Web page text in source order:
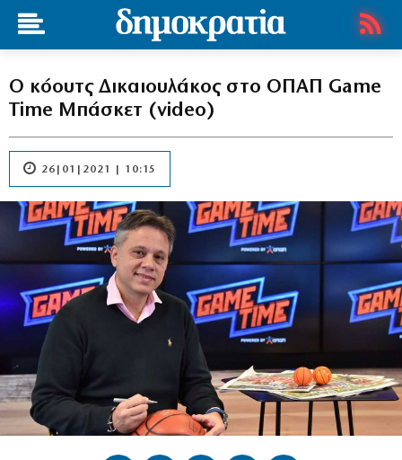
Ο κόουτς Δικαιουλάκος στο ΟΠΑΠ Game
Time Μπάσκετ (video)
26|01|2021 | 10:15